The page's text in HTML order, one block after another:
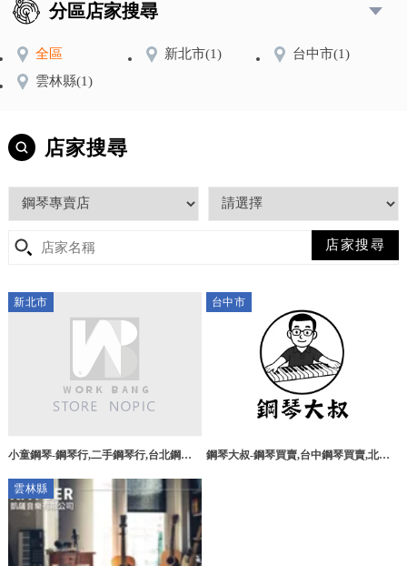
分區店家搜尋
全區 新北市(1) 台中市(1)
雲林縣(1)
店家搜尋
新北市
小童鋼琴-鋼琴行,二手鋼琴行,台北鋼琴
台中市
鋼琴大叔-鋼琴買賣,台中鋼琴買賣,北屯
雲林縣